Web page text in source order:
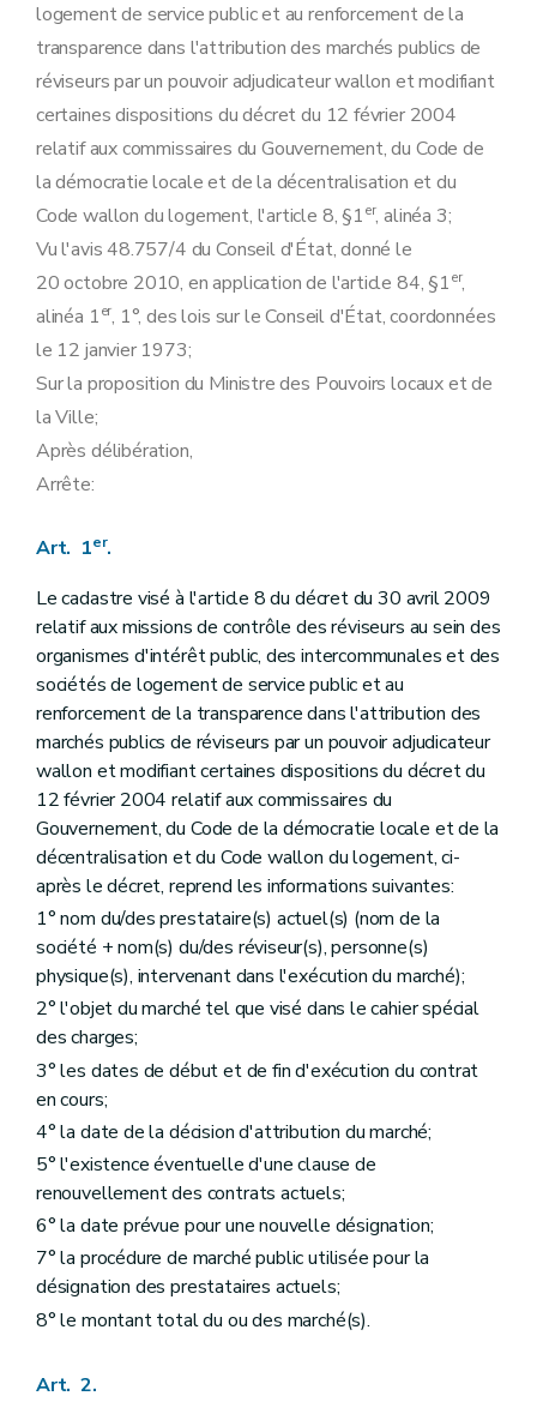
logement de service public et au renforcement de la
transparence dans l'attribution des marchés publics de
réviseurs par un pouvoir adjudicateur wallon et modifiant
certaines dispositions du décret du 12 février 2004
relatif aux commissaires du Gouvernement, du Code de
la démocratie locale et de la décentralisation et du
Code wallon du logement, l'article 8, §1er, alinéa 3;
Vu l'avis 48.757/4 du Conseil d'État, donné le
20 octobre 2010, en application de l'article 84, §1er,
alinéa 1er, 1°, des lois sur le Conseil d'État, coordonnées
le 12 janvier 1973;
Sur la proposition du Ministre des Pouvoirs locaux et de
la Ville;
Après délibération,
Arrête:
Art. 1er.
Le cadastre visé à l'article 8 du décret du 30 avril 2009
relatif aux missions de contrôle des réviseurs au sein des
organismes d'intérêt public, des intercommunales et des
sociétés de logement de service public et au
renforcement de la transparence dans l'attribution des
marchés publics de réviseurs par un pouvoir adjudicateur
wallon et modifiant certaines dispositions du décret du
12 février 2004 relatif aux commissaires du
Gouvernement, du Code de la démocratie locale et de la
décentralisation et du Code wallon du logement, ci-
après le décret, reprend les informations suivantes:
1° nom du/des prestataire(s) actuel(s) (nom de la
société + nom(s) du/des réviseur(s), personne(s)
physique(s), intervenant dans l'exécution du marché);
2° l'objet du marché tel que visé dans le cahier spécial
des charges;
3° les dates de début et de fin d'exécution du contrat
en cours;
4° la date de la décision d'attribution du marché;
5° l'existence éventuelle d'une clause de
renouvellement des contrats actuels;
6° la date prévue pour une nouvelle désignation;
7° la procédure de marché public utilisée pour la
désignation des prestataires actuels;
8° le montant total du ou des marché(s).
Art. 2.